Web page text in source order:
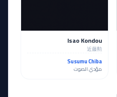
Isao Kondou
近藤勲
Susumu Chiba
مؤدي الصوت